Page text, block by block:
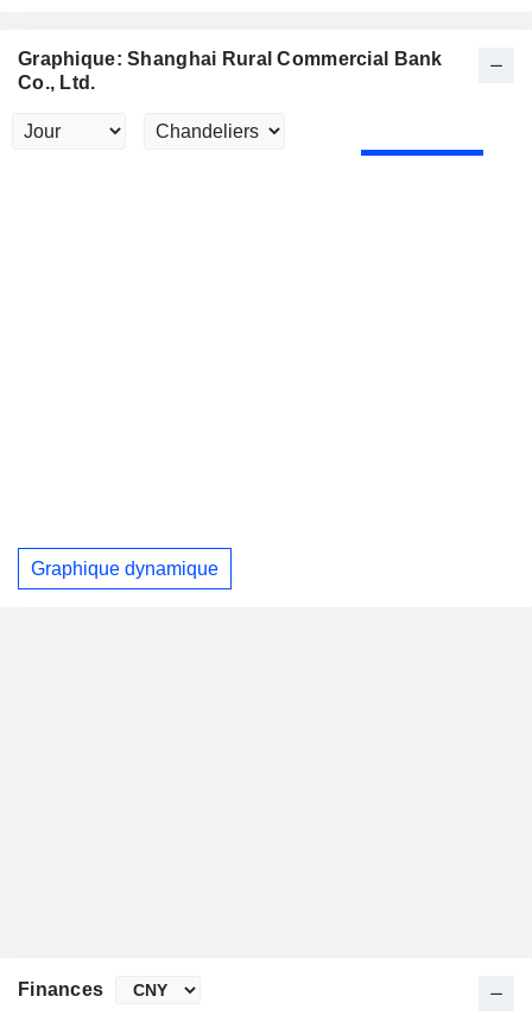
Graphique: Shanghai Rural Commercial Bank
Co., Ltd.
Graphique dynamique
Finances